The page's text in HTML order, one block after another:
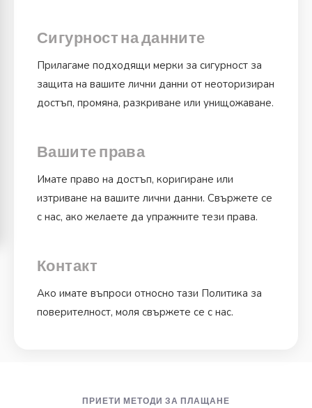
Сигурност на данните
Прилагаме подходящи мерки за сигурност за
защита на вашите лични данни от неоторизиран
достъп, промяна, разкриване или унищожаване.
Вашите права
Имате право на достъп, коригиране или
изтриване на вашите лични данни. Свържете се
с нас, ако желаете да упражните тези права.
Контакт
Ако имате въпроси относно тази Политика за
поверителност, моля свържете се с нас.
ПРИЕТИ МЕТОДИ ЗА ПЛАЩАНЕ